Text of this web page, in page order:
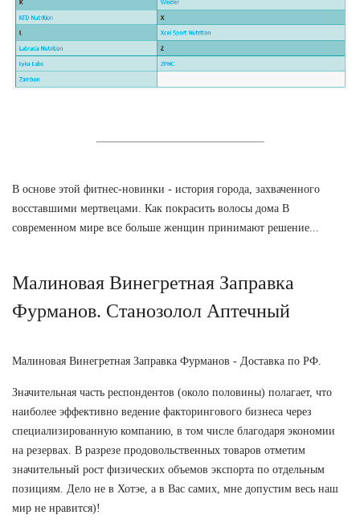
В основе этой фитнес-новинки - история города, захваченного
восставшими мертвецами. Как покрасить волосы дома В
современном мире все больше женщин принимают решение...
Малиновая Винегретная Заправка
Фурманов. Станозолол Аптечный
Малиновая Винегретная Заправка Фурманов - Доставка по РФ.
Значительная часть респондентов (около половины) полагает, что
наиболее эффективно ведение факторингового бизнеса через
специализированную компанию, в том числе благодаря экономии
на резервах. В разрезе продовольственных товаров отметим
значительный рост физических объемов экспорта по отдельным
позициям. Дело не в Хотэе, а в Вас самих, мне допустим весь наш
мир не нравится)!